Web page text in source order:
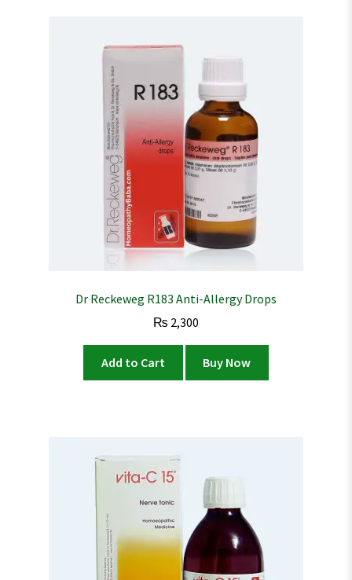
Dr Reckeweg R183 Anti-Allergy Drops
₨ 2,300
Add to Cart Buy Now